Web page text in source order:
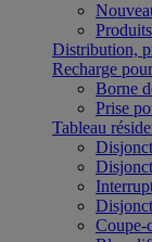
Distribution,
Recharge
Borne
Prise
Tableau
Coupe-